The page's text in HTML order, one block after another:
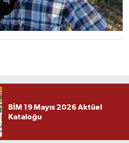
BİM 19 Mayıs 2026 Aktüel
Kataloğu